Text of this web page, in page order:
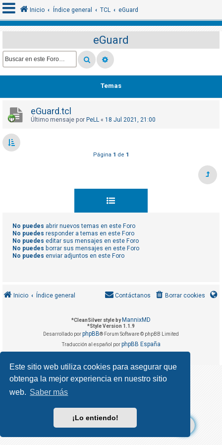
Este sitio web utiliza cookies para asegurar que
obtenga la mejor experiencia en nuestro sitio
web. Saber más
¡Lo entiendo!
I
d
e
t
i
f
i
c
R
e
g
t
r
T
e
s
Inicio Índice general TCL eGuard
eGuard
Temas
eGuard.tcl
Último mensaje por PeLL « 18 Jul 2021, 21:00
Página 1 de 1
No puedes abrir nuevos temas en este Foro
No puedes responder a temas en este Foro
No puedes editar sus mensajes en este Foro
No puedes borrar sus mensajes en este Foro
No puedes enviar adjuntos en este Foro
Inicio Índice general Borrar cookies
Contáctanos
*CleanSilver style by MannixMD
*Style Version 1.1.9
Desarrollado porphpBB® Forum Software © phpBB Limited
Traducción al español porphpBB España